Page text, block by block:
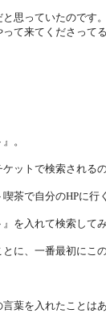
思っていたのです。
て来てくださって
。
ットで検索される
茶で自分のHPに行
を入れて検索して
に、一番最初にこ
葉を入れたことは